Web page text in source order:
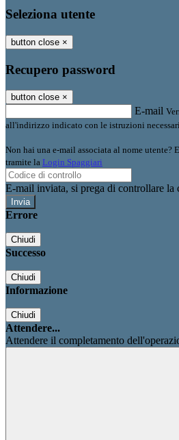
Seleziona utente
button close ×
Recupero password
button close ×
E-mail
all'indirizzo indicato con le istruzioni
Non hai una e-mail associata al nome utente?
tramite la Login Spaggiari
E-mail inviata, si prega di controllare la
Errore
Chiudi
Successo
Chiudi
Informazione
Chiudi
Attendere...
Attendere il completamento